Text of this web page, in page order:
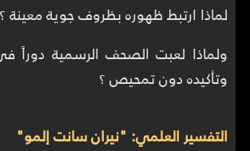
لماذا ارتبط ظهوره بظروف جوية معينة ؟
ولماذا لعبت الصحف الرسمية دوراً
وتأكيده دون تمحيص ؟
التفسير العلمي: "نيران سانت إلمو"